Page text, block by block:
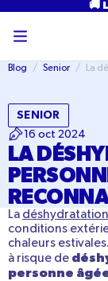
CONTENU
🚚
Blog / Senior /
SENIOR
16 oct 2024
LA
La déshydratation
conditions
chaleurs
à risque de
personne